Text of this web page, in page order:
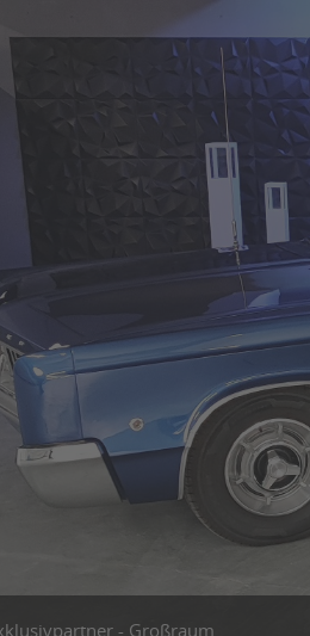
- Großraum